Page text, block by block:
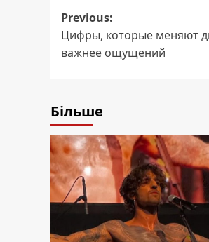
Post
navigation
Previous:
Цифры, которые меняют
важнее ощущений
Більше